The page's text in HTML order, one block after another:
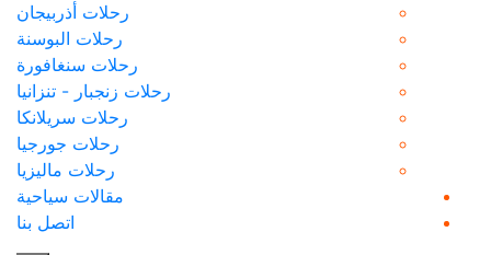
رحلات أذربيجان
رحلات البوسنة
رحلات سنغافورة
رحلات زنجبار - تنزانيا
رحلات سريلانكا
رحلات جورجيا
رحلات ماليزيا
مقالات سياحية
اتصل بنا